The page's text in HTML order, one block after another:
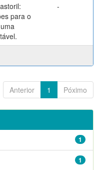
para o
-
Anterior 1 Póximo
1
1